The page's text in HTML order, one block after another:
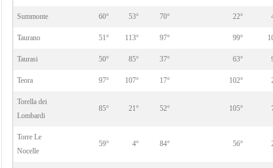
Summonte 60° 53° 70° 22°
Taurano 51° 113° 97° 99°
Taurasi 50° 85° 37° 63°
Teora 97° 107° 17° 102°
Torella dei
Lombardi
85° 21° 52° 105°
Torre Le
Nocelle
59° 4° 84° 56°